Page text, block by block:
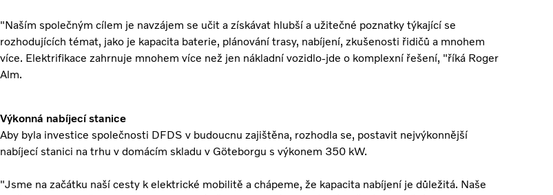
"Naším společným cílem je navzájem se učit a získávat hlubší a užitečné poznatky týkající se
rozhodujících témat, jako je kapacita baterie, plánování trasy, nabíjení, zkušenosti řidičů a mnohem
více. Elektrifikace zahrnuje mnohem více než jen nákladní vozidlo-jde o komplexní řešení, "říká Roger
Alm.
Výkonná nabíjecí stanice
Aby byla investice společnosti DFDS v budoucnu zajištěna, rozhodla se, postavit nejvýkonnější
nabíjecí stanici na trhu v domácím skladu v Göteborgu s výkonem 350 kW.
"Jsme na začátku naší cesty k elektrické mobilitě a chápeme, že kapacita nabíjení je důležitá. Naše